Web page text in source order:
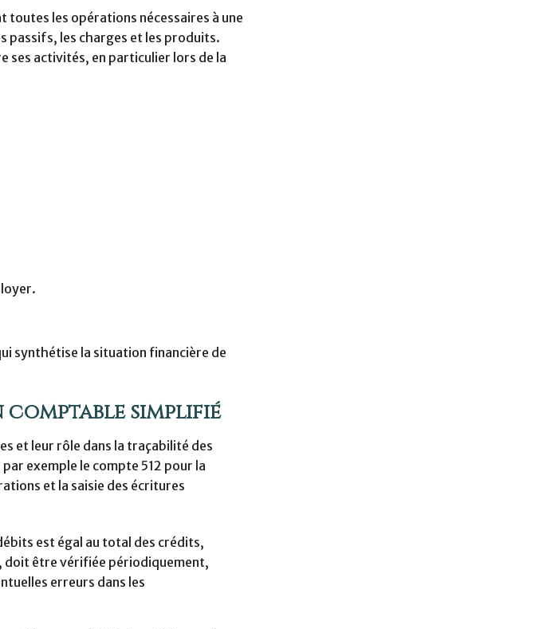
les opérations nécessaires à une
passifs, les charges et les produits.
ses activités, en particulier lors de la
synthétise la situation financière de
simplifié
et leur rôle dans la traçabilité des
exemple le compte 512 pour la
et la saisie des écritures
est égal au total des crédits,
doit être vérifiée périodiquement,
erreurs dans les